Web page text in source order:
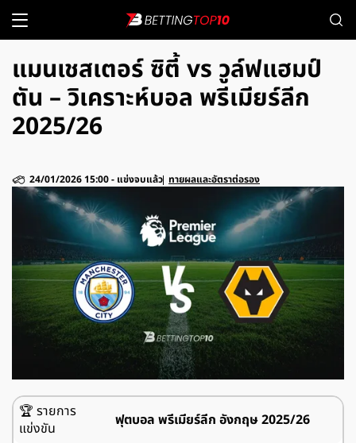
แมนเชสเตอร์ ซิตี้ vs วูล์ฟแฮมป์
ตัน – วิเคราะห์บอล พรีเมียร์ลีก
2025/26
24/01/2026 15:00- แข่งจบแล้ว ทายผลและอัตราต่อรอง
🏆 รายการ
แข่งขัน
ฟุตบอล พรีเมียร์ลีก อังกฤษ 2025/26